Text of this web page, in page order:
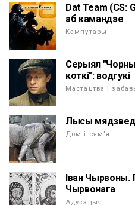
Dat Team (CS:
аб камандзе
Кампутары
Серыял
коткі": водгукі
Мастацтва і
Лысы
Дом і сям'я
Іван Чырвоны.
Чырвонага
Адукацыя